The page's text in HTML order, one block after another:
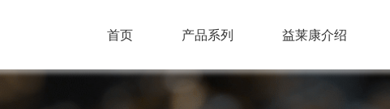
首页 产品系列 益莱康介绍